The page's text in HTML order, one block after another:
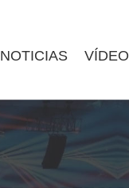
NOTICIAS VÍDEO